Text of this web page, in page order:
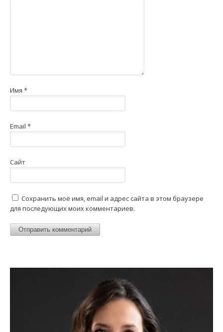
Имя *
Email *
Сайт
Сохранить моё имя, email и адрес сайта в этом браузере
для последующих моих комментариев.